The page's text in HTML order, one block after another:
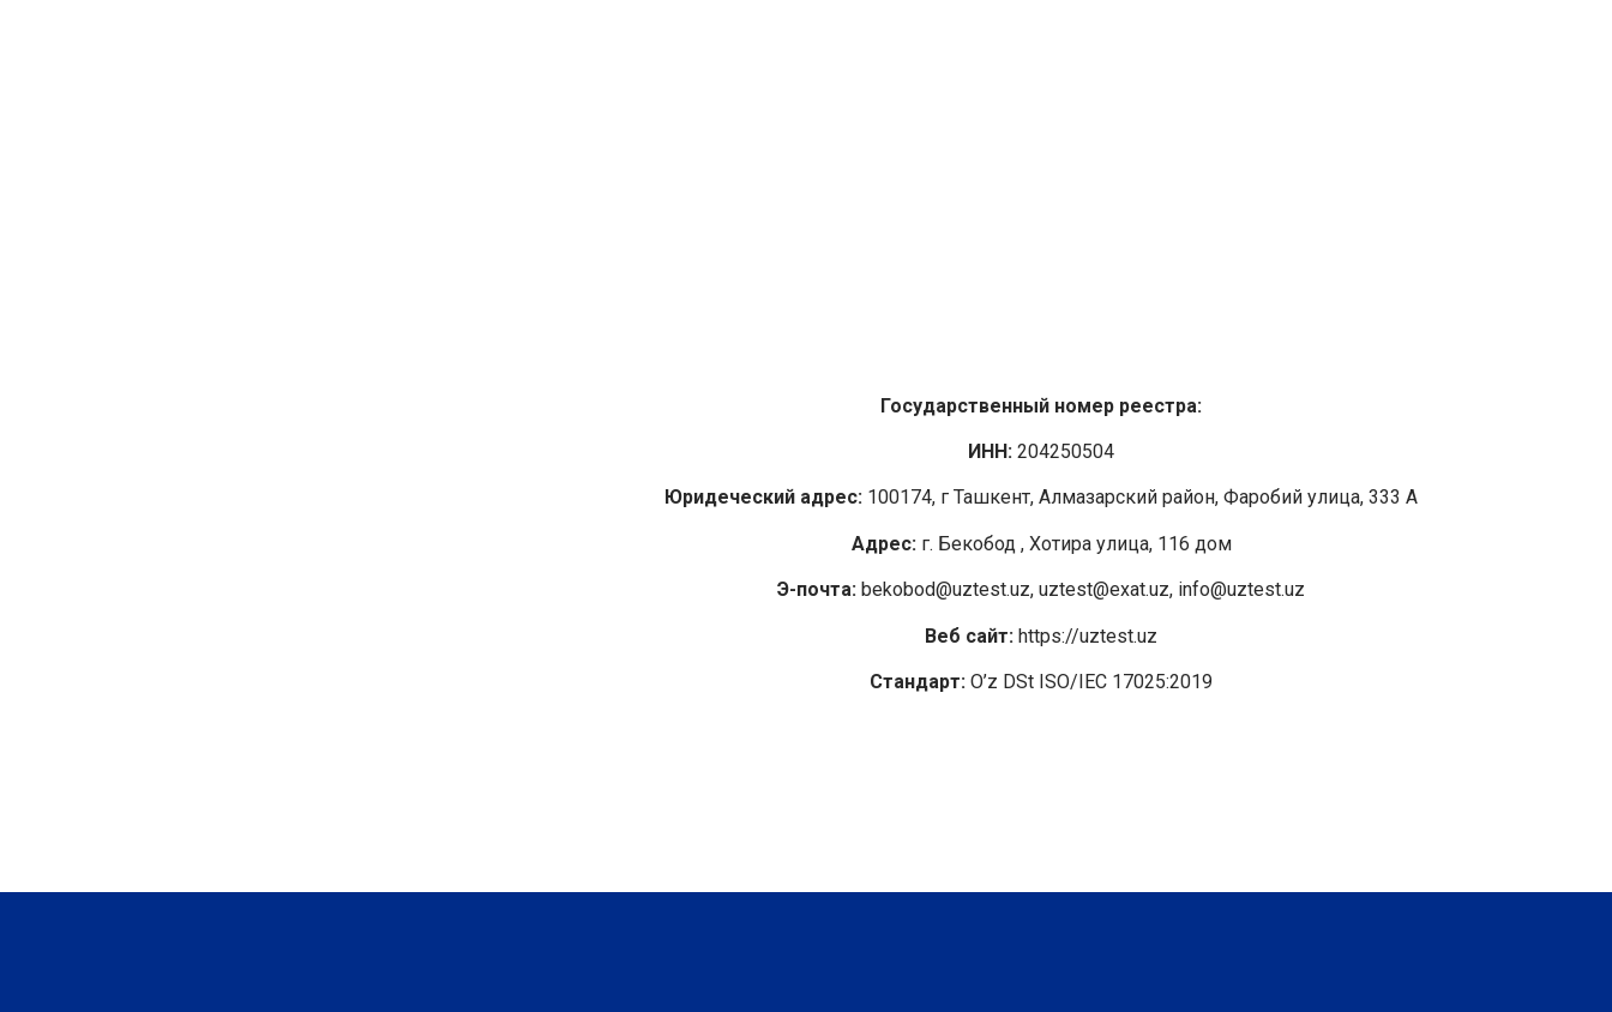
Государственный номер реестра:
ИНН: 204250504
Юридеческий адрес: 100174, г Ташкент, Алмазарский район, Фаробий улица, 333 A
Адрес:г. Бекобод , Хотира улица, 116 дом
Э-почта: bekobod@uztest.uz, uztest@exat.uz, info@uztest.uz
Веб сайт: https://uztest.uz
Стандарт: O’z DSt ISO/IEC 17025:2019